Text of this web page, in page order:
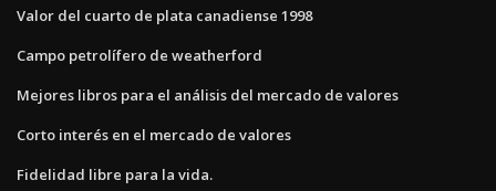
Valor del cuarto de plata canadiense 1998
Campo petrolífero de weatherford
Mejores libros para el análisis del mercado de valores
Corto interés en el mercado de valores
Fidelidad libre para la vida.